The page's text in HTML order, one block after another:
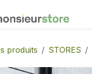
produits STORES